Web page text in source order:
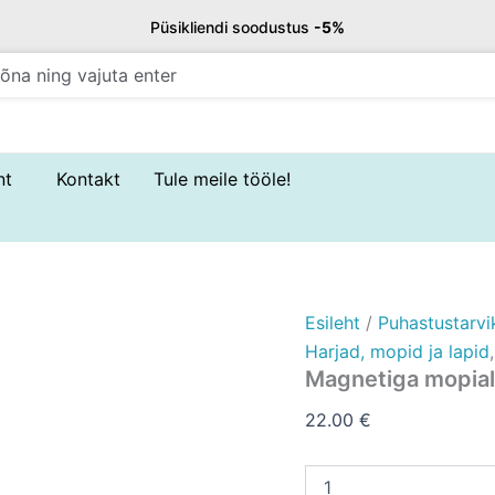
Püsikliendi soodustus -5%
Kontakt Tule meile tööle!
Esileht /
Harjad, mopid ja lapid,
Magnetiga
22.00€
mopialus
taskumopile